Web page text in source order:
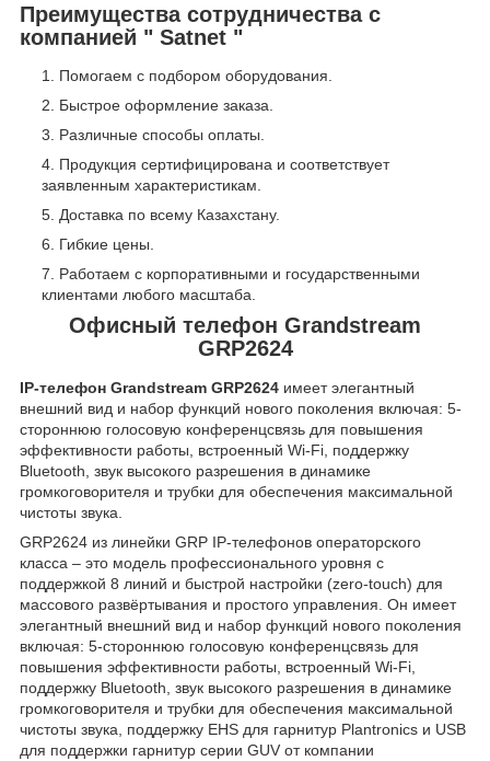
Преимущества сотрудничества с
компанией " Satnet "
Помогаем с подбором оборудования.
Быстрое оформление заказа.
Различные способы оплаты.
Продукция сертифицирована и соответствует
заявленным характеристикам.
Доставка по всему Казахстану.
Гибкие цены.
Работаем с корпоративными и государственными
клиентами любого масштаба.
Офисный телефон Grandstream
GRP2624
IP-телефон Grandstream GRP2624 имеет элегантный
внешний вид и набор функций нового поколения включая: 5-
стороннюю голосовую конференцсвязь для повышения
эффективности работы, встроенный Wi-Fi, поддержку
Bluetooth, звук высокого разрешения в динамике
громкоговорителя и трубки для обеспечения максимальной
чистоты звука.
GRP2624 из линейки GRP IP-телефонов операторского
класса – это модель профессионального уровня с
поддержкой 8 линий и быстрой настройки (zero-touch) для
массового развёртывания и простого управления. Он имеет
элегантный внешний вид и набор функций нового поколения
включая: 5-стороннюю голосовую конференцсвязь для
повышения эффективности работы, встроенный Wi-Fi,
поддержку Bluetooth, звук высокого разрешения в динамике
громкоговорителя и трубки для обеспечения максимальной
чистоты звука, поддержку EHS для гарнитур Plantronics и USB
для поддержки гарнитур серии GUV от компании